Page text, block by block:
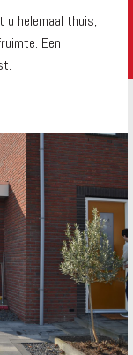
u helemaal thuis,
Een